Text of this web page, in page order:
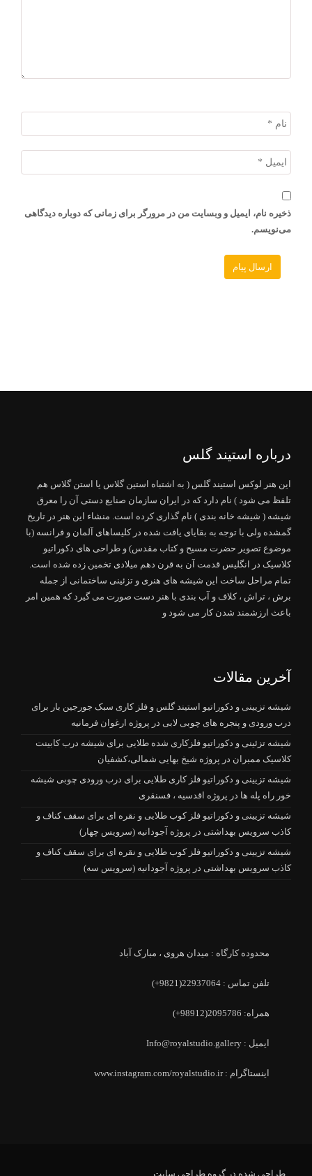
ذخیره نام، ایمیل و وبسایت من در مرورگر برای زمانی که دوباره دیدگاهی
می‌نویسم.
درباره استیند گلس
این هنر لوکس استیند گلس ( به اشتباه استین گلاس یا استن گلاس هم
تلفظ می شود ) نام دارد که در ایران سازمان صنایع دستی آن را معرق
شیشه ( شیشه خانه بندی ) نام گذاری کرده است. منشاء این هنر در تاریخ
گمشده ولی با توجه به بقایای یافت شده در کلیساهای آلمان و فرانسه (با
موضوع تصویر حضرت مسیح و کتاب مقدس) و طراحی های دکوراتیو
کلاسیک در انگلیس قدمت آن به قرن دهم میلادی تخمین زده شده است.
تمام مراحل ساخت این شیشه های هنری و تزئینی ساختمانی از جمله
برش ، تراش ، کلاف و آب بندی با هنر دست صورت می گیرد که همین امر
باعث ارزشمند شدن کار می شود و
آخرین مقالات
شیشه تزیینی و دکوراتیو استیند گلس و فلز کاری سبک جورجین بار برای
درب ورودی و پنجره های چوبی لابی در پروژه ارغوان فرمانیه
شیشه تزئینی و دکوراتیو فلزکاری شده طلایی برای شیشه درب کابینت
کلاسیک ممبران در پروژه شیخ بهایی شمالی،کشفیان
شیشه تزیینی و دکوراتیو فلز کاری طلایی برای درب ورودی چوبی شیشه
خور راه پله ها در پروژه اقدسیه ، فسنقری
شیشه تزیینی و دکوراتیو فلز کوب طلایی و نقره ای برای سقف کناف و
کاذب سرویس بهداشتی در پروژه آجودانیه (سرویس چهار)
شیشه تزیینی و دکوراتیو فلز کوب طلایی و نقره ای برای سقف کناف و
کاذب سرویس بهداشتی در پروژه آجودانیه (سرویس سه)
محدوده کارگاه : میدان هروی ، مبارک آباد
تلفن تماس : 22937064(9821+)
همراه: 2095786(98912+)
ایمیل : Info@royalstudio.gallery
اینستاگرام : www.instagram.com/royalstudio.ir
طراحی شده در گروه طراحی سایت